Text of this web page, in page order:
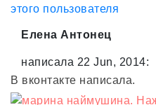
Елена Антонец
написала 22 Jun, 2014:
В вконтакте написала.